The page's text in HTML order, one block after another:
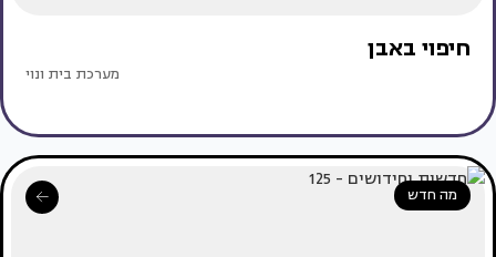
חיפוי באבן
מערכת בית ונוי
מה חדש